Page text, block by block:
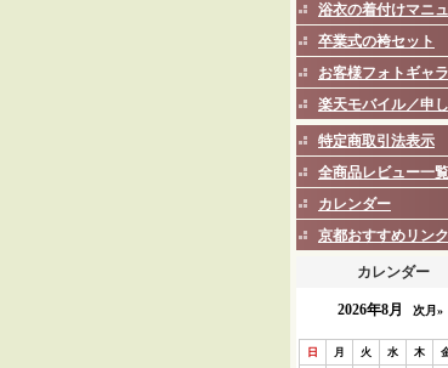
浴衣の着付けマニ
卒業式の袴セット
お客様フォトギャ
楽天モバイル／申
特定商取引法表示
全商品レビュー一覧
カレンダー
京都おすすめリン
カレンダー
2026年8月 次月»
日 月 火 水 木